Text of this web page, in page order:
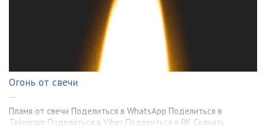
Огонь от свечи
---
Пламя от свечи Поделиться в WhatsApp Поделиться в
Telegram Поделиться в Viber Поделиться в ВК Скачать